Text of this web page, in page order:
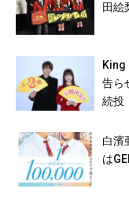
田絵
King
告ら
続投
白濱
は